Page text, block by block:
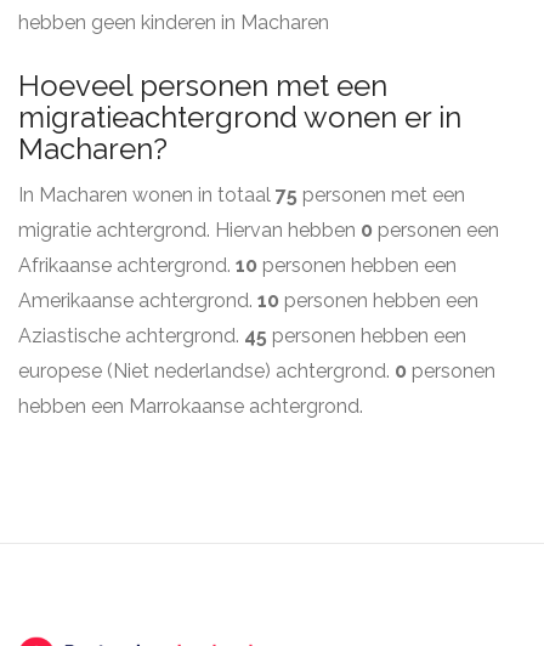
hebben geen kinderen in Macharen
Hoeveel personen met een
migratieachtergrond wonen er in
Macharen?
In Macharen wonen in totaal 75 personen met een
migratie achtergrond. Hiervan hebben 0 personen een
Afrikaanse achtergrond. 10 personen hebben een
Amerikaanse achtergrond. 10 personen hebben een
Aziastische achtergrond. 45 personen hebben een
europese (Niet nederlandse) achtergrond. 0 personen
hebben een Marrokaanse achtergrond.